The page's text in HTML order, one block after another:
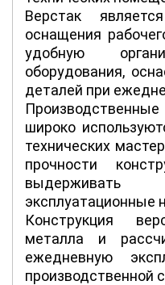
Верстак
оснащения
удобную
оборудования,
деталей при
широко
технических
прочности
эксплуатационные
Конструкция
металла и
ежедневную
производственной